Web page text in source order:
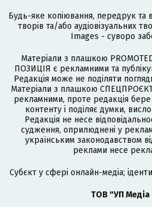
Будь-яке копіювання, передрук та
творів та/або аудіовізуальних
Images - суворо
Матеріали з плашкою
ПОЗИЦІЯ є рекламними та
Редакція може не поділяти
Матеріали з плашкою
рекламними, проте редакція бере
контенту і поділяє думки,
Редакція не несе
судження, оприлюднені у
українським законодавством
реклами несе
Cубєкт у сфері онлайн-медіа;
ТОВ "УП